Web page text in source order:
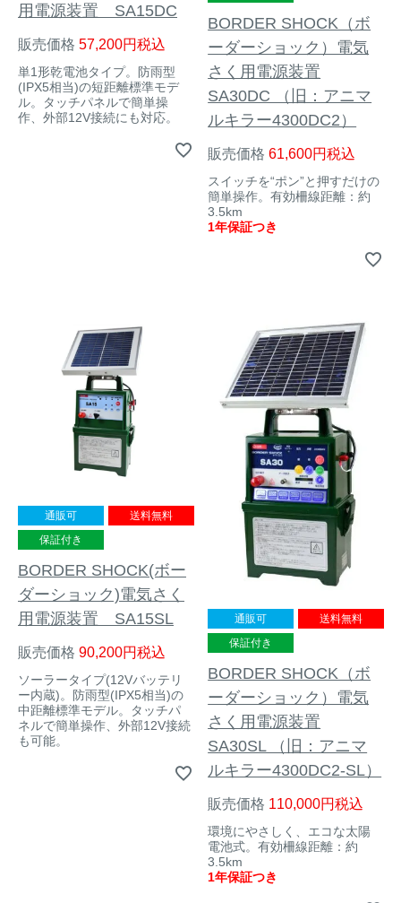
用電源装置 SA15DC
販売価格 57,200 税込
単1形乾電池タイプ。防雨型
(IPX5相当)の短距離標準モデ
ル。タッチパネルで簡単操
作、外部12V接続にも対応。
BORDER SHOCK（ボ
ーダーショック）電気
さく用電源装置
SA30DC （旧：アニマ
ルキラー4300DC2）
販売価格 61,600 税込
スイッチを“ポン”と押すだけの
簡単操作。有効柵線距離：約
3.5km
1年保証つき
通販可
送料無料
保証付き
BORDER SHOCK(ボー
ダーショック)電気さく
用電源装置 SA15SL
販売価格 90,200 税込
ソーラータイプ(12Vバッテリ
ー内蔵)。防雨型(IPX5相当)の
中距離標準モデル。タッチパ
ネルで簡単操作、外部12V接続
も可能。
通販可
送料無料
保証付き
BORDER SHOCK（ボ
ーダーショック）電気
さく用電源装置
SA30SL （旧：アニマ
ルキラー4300DC2-SL）
販売価格 110,000 税込
環境にやさしく、エコな太陽
電池式。有効柵線距離：約
3.5km
1年保証つき
対象動物から選ぶ
動物の種類から対策商品を選ぶ
クマ対策
ハクビシン対策
タヌキ対策
アナグマ対策
キツネ対策
タイワンリス対策
イタチ・テン・
ネズミ・モグラ対策
鳥・カラス対策
ブラックバス・
ブルーギル対策
閉じる